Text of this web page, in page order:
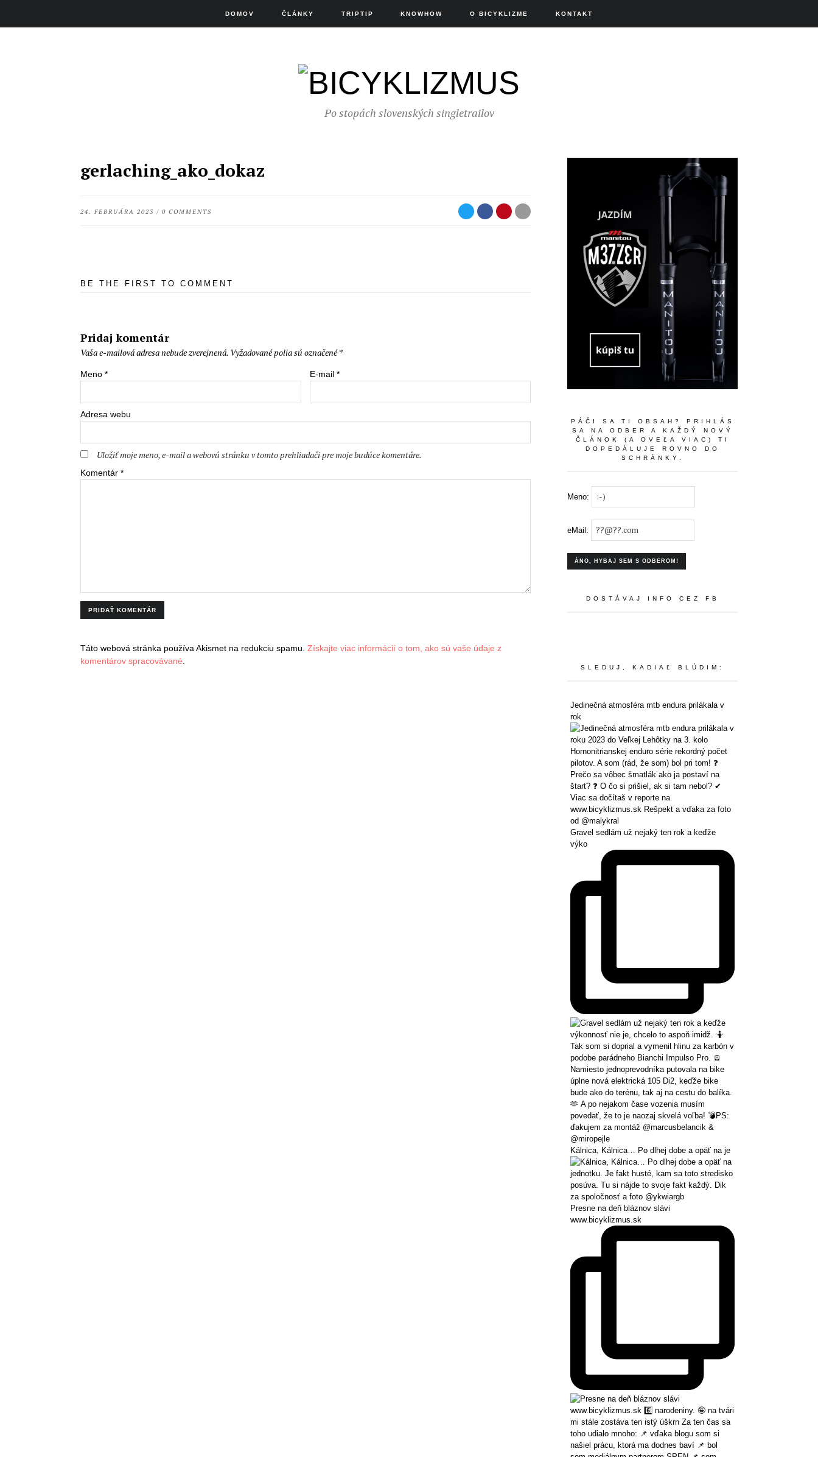
DOMOV ČLÁNKY TRIPTIP KNOWHOW O BICYKLIZME KONTAKT
Po stopách slovenských singletrailov
gerlaching_ako_dokaz
24. FEBRUÁRA 2023 / 0 COMMENTS
BE THE FIRST TO COMMENT
Pridaj komentár
Vaša e-mailová adresa nebude zverejnená. Vyžadované polia sú označené*
Meno * E-mail*
Adresa webu
Uložiť moje meno, e-mail a webovú stránku v tomto prehliadači pre moje budúce komentáre.
Komentár *
Táto webová stránka používa Akismet na redukciu spamu. Získajte viac informácií o tom, ako sú vaše údaje z
komentárov spracovávané
PÁČI SA TI OBSAH? PRIHLÁS
SA NA ODBER A KAŽDÝ NOVÝ
ČLÁNOK (A OVEĽA VIAC) TI
DOPEDÁLUJE ROVNO DO
SCHRÁNKY.
Meno:
eMail:
DOSTÁVAJ INFO CEZ FB
SLEDUJ, KADIAĽ BLÚDIM:
Jedinečná atmosféra mtb endura prilákala v
rok
Gravel sedlám už nejaký ten rok a keďže
výko
Kálnica, Kálnica… Po dlhej dobe a opäť na je
Presne na deň bláznov slávi
www.bicyklizmus.sk